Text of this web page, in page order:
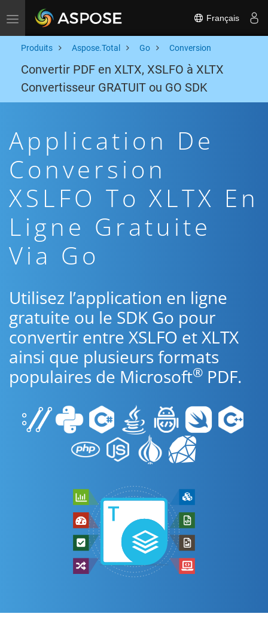
Toggle navigation Français
Produits Aspose.Total Go Conversion
Convertir PDF en XLTX, XSLFO à XLTX
Convertisseur GRATUIT ou GO SDK
Application De
Conversion
XSLFO To XLTX En
Ligne Gratuite
Via Go
Utilisez l’application en ligne
gratuite ou le SDK Go pour
convertir entre XSLFO et XLTX
ainsi que plusieurs formats
populaires de Microsoft® PDF.